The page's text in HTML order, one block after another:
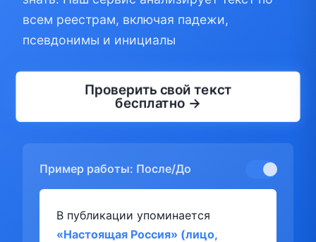
всем реестрам, включая падежи,
псевдонимы и инициалы
Проверить свой текст
бесплатно →
Пример работы: После/До
В публикации упоминается
«Настоящая Россия» (лицо,